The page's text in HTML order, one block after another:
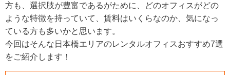
方も、選択肢が豊富であるがために、どのオフィスがどの
ような特徴を持っていて、賃料はいくらなのか、気になっ
ている方も多いかと思います。
今回はそんな日本橋エリアのレンタルオフィスおすすめ7選
をご紹介します！